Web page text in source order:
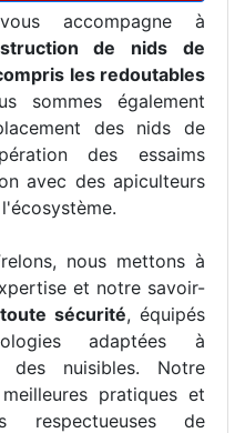
accompagne à
de nids de
les redoutables
sommes également
des nids de
des essaims
avec des apiculteurs
nous mettons à
et notre savoir-
sécurité, équipés
adaptées à
des nuisibles. Notre
pratiques et
respectueuses de